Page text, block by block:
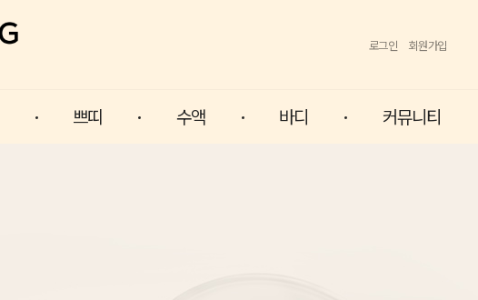
로그인 회원가입
쁘띠 수액 바디 커뮤니티